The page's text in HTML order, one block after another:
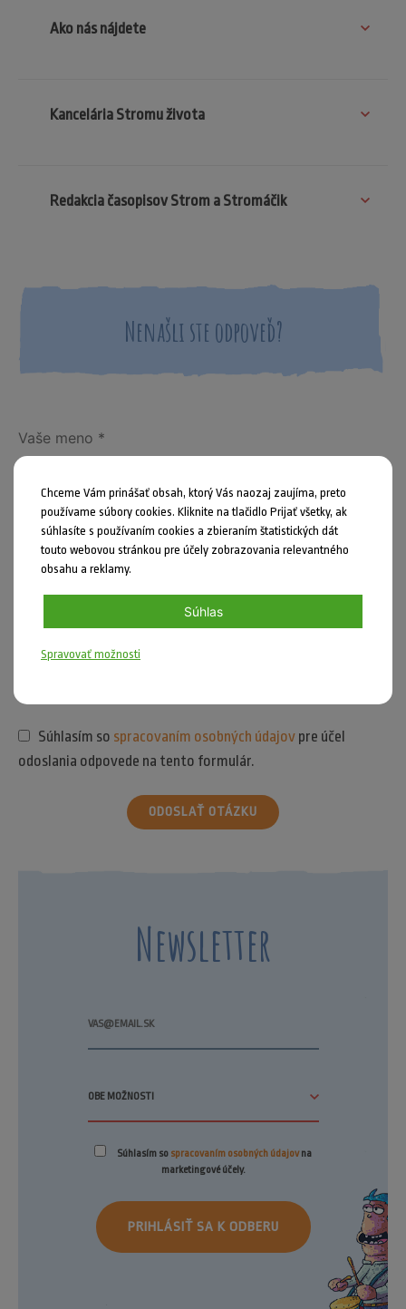
Ako nás nájdete
Kancelária Stromu života
Redakcia časopisov Strom a Stromáčik
Nenašli ste odpoveď?
Súhlasím so spracovaním osobných údajov pre účel
odoslania odpovede na tento formulár.
ODOSLAŤ OTÁZKU
Newsletter
Súhlasím so spracovaním osobných údajovna
marketingové účely.
PRIHLÁSIŤ SA K ODBERU
Chceme Vám prinášať obsah, ktorý Vás naozaj zaujíma, preto
používame súbory cookies. Kliknite na tlačidlo Prijať všetky, ak
súhlasíte s používaním cookies a zbieraním štatistických dát
touto webovou stránkou pre účely zobrazovania relevantného
obsahu a reklamy.
Súhlas
Spravovať možnosti